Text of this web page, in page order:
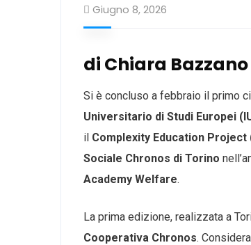
Giugno 8, 2026
di Chiara Bazzano
Si è concluso a febbraio il primo
Universitario di Studi Europei
il Complexity Education Project
Sociale Chronos di Torino
Academy Welfare.
La prima edizione, realizzata a
Cooperativa Chronos.